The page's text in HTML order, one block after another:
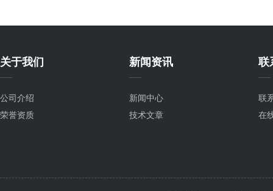
关于我们
公司介绍
荣誉资质
新闻资讯
新闻中心
技术文章
联
联
在